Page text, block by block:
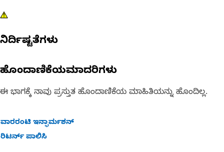
ನಿರ್ದಿಷ್ಟತೆಗಳು
ಹೊಂದಾಣಿಕೆಯಮಾದರಿಗಳು
ಈ ಭಾಗಕ್ಕೆ ನಾವು ಪ್ರಸ್ತುತ ಹೊಂದಾಣಿಕೆಯ ಮಾಹಿತಿಯನ್ನು ಹೊಂದಿಲ್ಲ.
ವಾರರಂಟಿ ಇನ್ಫಾರ್ಮಶನ್
ರಿಟರ್ನ್ ಪಾಲಿಸಿ